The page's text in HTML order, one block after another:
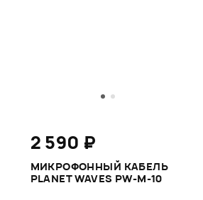
2 590 ₽
МИКРОФОННЫЙ КАБЕЛЬ
PLANET WAVES PW-M-10